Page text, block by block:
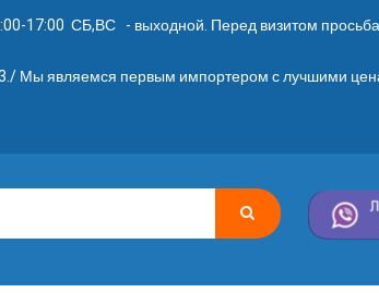
17:00 СБ,ВС - выходной. Перед визитом просьба
Мы являемся первым импортером с лучшими